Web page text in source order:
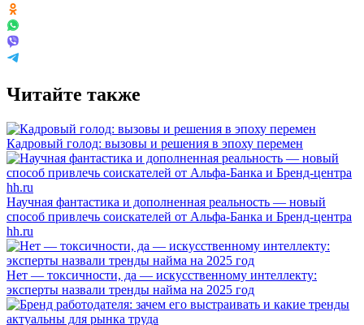
Читайте также
Кадровый голод: вызовы и решения в эпоху перемен
Научная фантастика и дополненная реальность — новый
способ привлечь соискателей от Альфа-Банка и Бренд-центра
hh.ru
Нет — токсичности, да — искусственному интеллекту:
эксперты назвали тренды найма на 2025 год